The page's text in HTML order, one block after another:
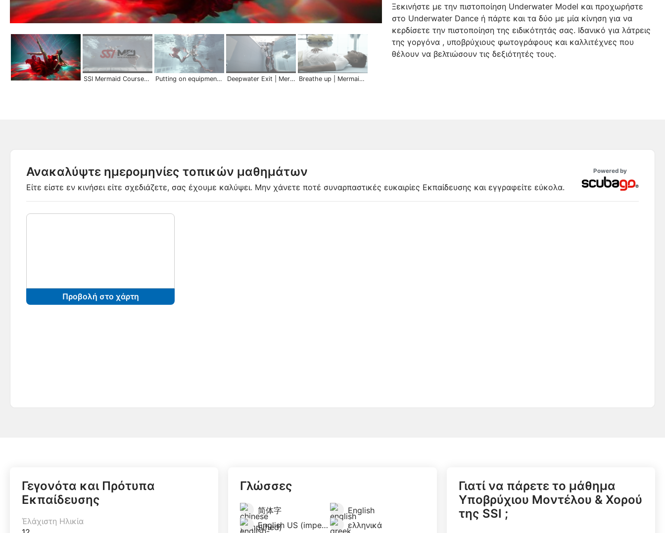
SSI Mermaid Courses | Scuba Schools International Putting on equipment in deep water | Mermaid Skills Deepwater Exit | Mermaid Skills Breathe up | Mermaid Skills
Ξεκινήστε με την πιστοποίηση Underwater Model και προχωρήστε
στο Underwater Dance ή πάρτε και τα δύο με μία κίνηση για να
κερδίσετε την πιστοποίηση της ειδικότητάς σας. Ιδανικό για λάτρεις
της γοργόνα , υποβρύχιους φωτογράφους και καλλιτέχνες που
θέλουν να βελτιώσουν τις δεξιότητές τους.
Ανακαλύψτε ημερομηνίες τοπικών μαθημάτων
Είτε είστε εν κινήσει είτε σχεδιάζετε, σας έχουμε καλύψει. Μην χάνετε ποτέ συναρπαστικές ευκαιρίες Εκπαίδευσης και εγγραφείτε εύκολα.
Powered by
Προβολή στο χάρτη
Γεγονότα και Πρότυπα
Εκπαίδευσης
Έλάχιστη Ηλικία
Γλώσσες
简体字
English
English US (imperial)
ελληνικά
Γιατί να πάρετε το μάθημα
Υποβρύχιου Μοντέλου & Χορού
της SSI ;